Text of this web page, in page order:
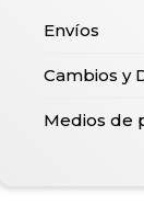
Envíos
Cambios y
Medios de